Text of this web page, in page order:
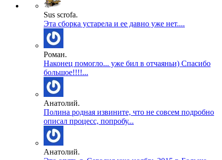
Sus scrofa.
Эта сборка устарела и ее давно уже нет....
Роман.
Наконец помогло... уже бил в отчаяньи) Спасибо
большое!!!!...
Анатолий.
Полина родная извините, что не совсем подробно
описал процесс, попробу...
Анатолий.